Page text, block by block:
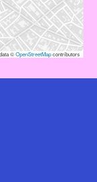
©OpenStreetMapcontributors